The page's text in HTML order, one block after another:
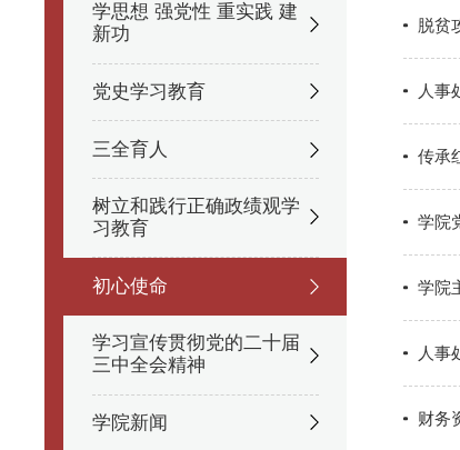
学思想 强党性 重实践 建
新功
党史学习教育
三全育人
树立和践行正确政绩观学
习教育
初心使命
学习宣传贯彻党的二十届
三中全会精神
学院新闻
脱贫
人事
传承
学院
学院
人事
财务